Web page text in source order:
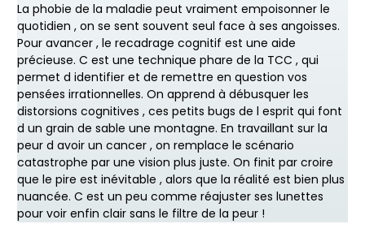
La phobie de la maladie peut vraiment empoisonner le
quotidien , on se sent souvent seul face à ses angoisses.
Pour avancer , le recadrage cognitif est une aide
précieuse. C est une technique phare de la TCC , qui
permet d identifier et de remettre en question vos
pensées irrationnelles. On apprend à débusquer les
distorsions cognitives , ces petits bugs de l esprit qui font
d un grain de sable une montagne. En travaillant sur la
peur d avoir un cancer , on remplace le scénario
catastrophe par une vision plus juste. On finit par croire
que le pire est inévitable , alors que la réalité est bien plus
nuancée. C est un peu comme réajuster ses lunettes
pour voir enfin clair sans le filtre de la peur !